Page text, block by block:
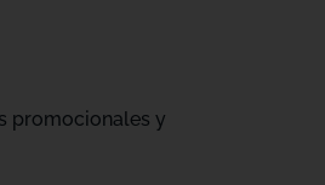
promocionales y